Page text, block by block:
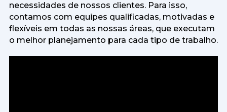
necessidades de nossos clientes. Para isso,
contamos com equipes qualificadas, motivadas e
flexíveis em todas as nossas áreas, que executam
o melhor planejamento para cada tipo de trabalho.